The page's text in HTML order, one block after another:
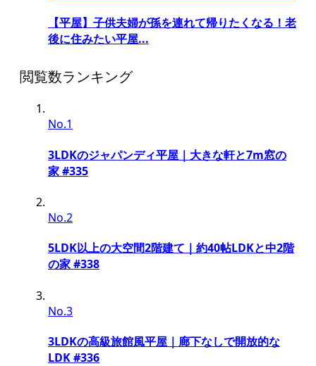
【平屋】子供夫婦が孫を連れて帰りたくなる！老
後に住みたい平屋...
閲覧数ランキング
No.1
3LDKのジャパンディ平屋｜大きな軒と7m窓の
家 #335
No.2
5LDK以上の大空間2階建て｜約40帖LDKと中2階
の家 #338
No.3
3LDKの高級旅館風平屋｜廊下なしで開放的な
LDK #336